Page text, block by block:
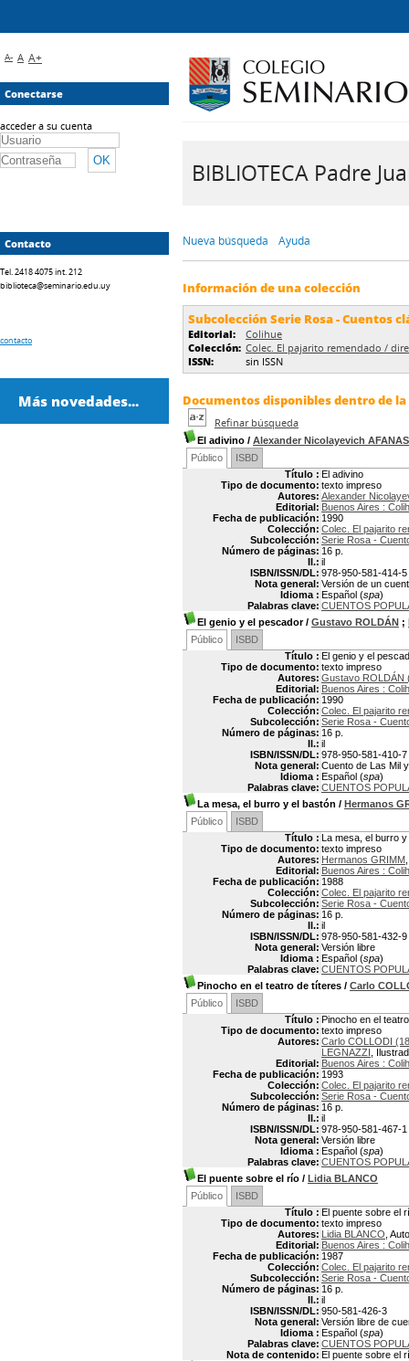
BIBLIOTECA Padre
Nueva búsqueda Ayuda
Información de una colección
Subcolección Serie Rosa - Cuentos
Editorial:
Colihue
Colección: Colec. El pajarito remendado /
ISSN:
sin ISSN
Documentos disponibles dentro de
Refinar búsqueda
El adivino / Alexander Nicolayevich
Público
ISBD
Título : El adivino
Tipo de documento: texto impreso
Autores: Alexander
Editorial: Buenos Aires :
Fecha de publicación: 1990
Colección: Colec. El pajarito
Subcolección: Serie Rosa -
Número de páginas: 16 p.
Il.: il
ISBN/ISSN/DL: 978-950-581-414-5
Nota general: Versión de un
Idioma : Español (spa)
Palabras clave: CUENTOS
El genio y el pescador/ Gustavo ROLDÁN ;
Público
ISBD
Título : El genio y el
Tipo de documento: texto impreso
Autores: Gustavo ROLDÁN
Editorial: Buenos Aires :
Fecha de publicación: 1990
Colección: Colec. El pajarito
Subcolección: Serie Rosa -
Número de páginas: 16 p.
Il.: il
ISBN/ISSN/DL: 978-950-581-410-7
Nota general: Cuento de Las Mil
Idioma : Español (spa)
Palabras clave: CUENTOS
La mesa, el burro y el bastón / Hermanos
Público
ISBD
Título : La mesa, el burro
Tipo de documento: texto impreso
Autores: Hermanos GRIMM
Editorial: Buenos Aires :
Fecha de publicación: 1988
Colección: Colec. El pajarito
Subcolección: Serie Rosa -
Número de páginas: 16 p.
Il.: il
ISBN/ISSN/DL: 978-950-581-432-9
Nota general: Versión libre
Idioma : Español (spa)
Palabras clave: CUENTOS
Pinocho en el teatro de títeres / Carlo
Público
ISBD
Título : Pinocho en el
Tipo de documento: texto impreso
Autores: Carlo COLLODI
LEGNAZZI ,
Editorial: Buenos Aires :
Fecha de publicación: 1993
Colección: Colec. El pajarito
Subcolección: Serie Rosa -
Número de páginas: 16 p.
Il.: il
ISBN/ISSN/DL: 978-950-581-467-1
Nota general: Versión libre
Idioma : Español (spa)
Palabras clave: CUENTOS
El puente sobre el río / Lidia BLANCO
Público
ISBD
Título : El puente sobre el
Tipo de documento: texto impreso
Autores: Lidia BLANCO ,
Editorial: Buenos Aires :
Fecha de publicación: 1987
Colección: Colec. El pajarito
Subcolección: Serie Rosa -
Número de páginas: 16 p.
Il.: il
ISBN/ISSN/DL: 950-581-426-3
Nota general: Versión libre de
Idioma : Español (spa)
Palabras clave: CUENTOS
Nota de contenido: El puente sobre el
A- A A+
Conectarse
acceder a su cuenta
Contacto
Tel. 2418 4075 int. 212
biblioteca@seminario.edu.uy
contacto
Más novedades...